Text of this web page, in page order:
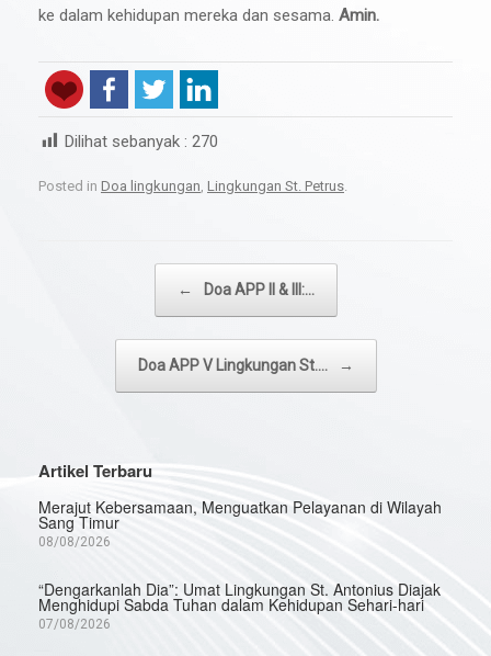
ke dalam kehidupan mereka dan sesama. Amin.
Dilihat sebanyak : 270
Posted in Doa lingkungan, Lingkungan St. Petrus.
← Doa APP II & III:…
Doa APP V Lingkungan St.… →
Artikel Terbaru
Merajut Kebersamaan, Menguatkan Pelayanan di Wilayah
Sang Timur
08/08/2026
“Dengarkanlah Dia”: Umat Lingkungan St. Antonius Diajak
Menghidupi Sabda Tuhan dalam Kehidupan Sehari-hari
07/08/2026